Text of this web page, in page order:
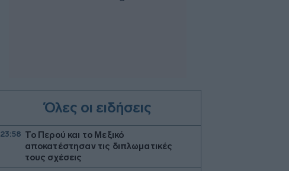
Όλες οι ειδήσεις
23:58 Το Περού και το Μεξικό
αποκατέστησαν τις διπλωματικές
τους σχέσεις